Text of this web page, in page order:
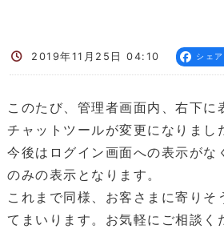
2019年11月25日 04:10 シェ
このたび、管理者画面内、右下に
チャットツールが変更になりまし
今後はログイン画面への表示がな
のみの表示となります。
これまで同様、お客さまに寄りそ
てまいります。お気軽にご相談く